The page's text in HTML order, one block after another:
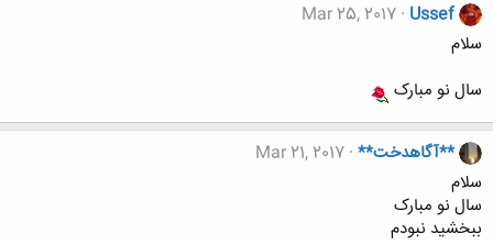
Ussef
Mar 25, 2017
سلام
سال نو مبارک
**آگاهدخت** Mar 21, 2017
سلام
سال نو مبارک
ببخشید نبودم